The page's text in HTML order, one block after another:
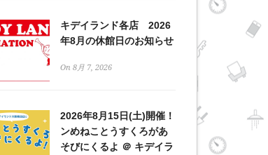
キデイランド各店 2026
年8月の休館日のお知らせ
On 8月 7, 2026
2026年8月15日(土)開催！
ンめねことうすくろがあ
そびにくるよ ＠ キデイラ